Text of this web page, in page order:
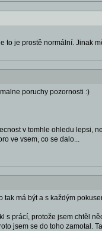
je prostě normální. Jinak
poruchy pozornosti :)
v tomhle ohledu lepsi,
ve vsem, co se dalo...
má být a s každým
prácí, protože jsem chtěl
jsem se do toho zamotal.